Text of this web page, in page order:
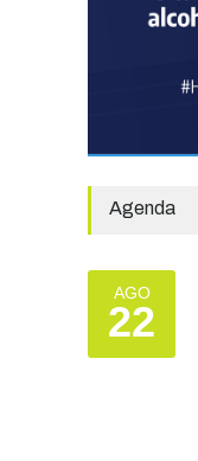
Agenda
AGO
22